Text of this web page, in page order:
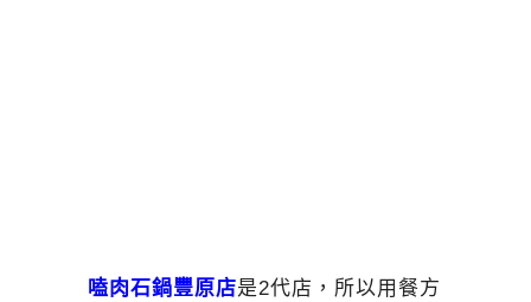
嗑肉石鍋豐原店是2代店，所以用餐方